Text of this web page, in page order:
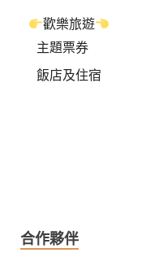
歡樂旅遊
主題票券
飯店及住宿
合作夥伴